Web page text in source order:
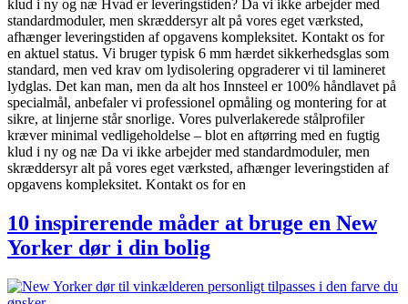
klud i ny og næ Hvad er leveringstiden? Da vi ikke arbejder med
standardmoduler, men skræddersyr alt på vores eget værksted,
afhænger leveringstiden af opgavens kompleksitet. Kontakt os for
en aktuel status. Vi bruger typisk 6 mm hærdet sikkerhedsglas som
standard, men ved krav om lydisolering opgraderer vi til lamineret
lydglas. Det kan man, men da alt hos Innsteel er 100% håndlavet på
specialmål, anbefaler vi professionel opmåling og montering for at
sikre, at linjerne står snorlige. Vores pulverlakerede stålprofiler
kræver minimal vedligeholdelse – blot en aftørring med en fugtig
klud i ny og næ Da vi ikke arbejder med standardmoduler, men
skræddersyr alt på vores eget værksted, afhænger leveringstiden af
opgavens kompleksitet. Kontakt os for en
10 inspirerende måder at bruge en New
Yorker dør i din bolig